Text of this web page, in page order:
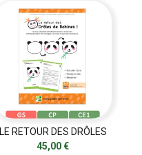
LE RETOUR DES DRÔLES
DE BOBINES
45,00 €